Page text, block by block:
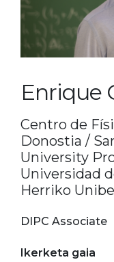
Enrique
Centro de
Donostia /
University
Universidad
Herriko
DIPC Associate
Ikerketa gaia